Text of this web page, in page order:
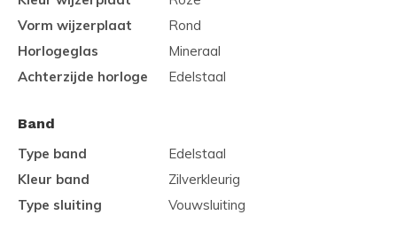
Vorm wijzerplaat
Rond
Horlogeglas
Mineraal
Achterzijde horloge
Edelstaal
Band
Type band
Edelstaal
Kleur band
Zilverkleurig
Type sluiting
Vouwsluiting